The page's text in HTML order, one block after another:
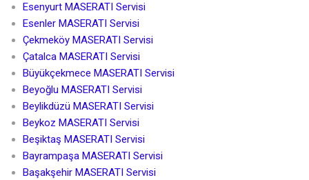
Esenyurt MASERATI Servisi
Esenler MASERATI Servisi
Çekmeköy MASERATI Servisi
Çatalca MASERATI Servisi
Büyükçekmece MASERATI Servisi
Beyoğlu MASERATI Servisi
Beylikdüzü MASERATI Servisi
Beykoz MASERATI Servisi
Beşiktaş MASERATI Servisi
Bayrampaşa MASERATI Servisi
Başakşehir MASERATI Servisi